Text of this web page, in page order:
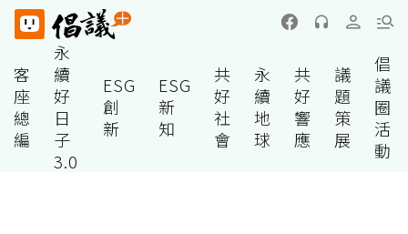
客
座
總
編
永
續
好
日
子
3.0
ESG
創
新
ESG
新
知
共
好
社
會
永
續
地
球
共
好
響
應
議
題
策
展
倡
議
圈
活
動